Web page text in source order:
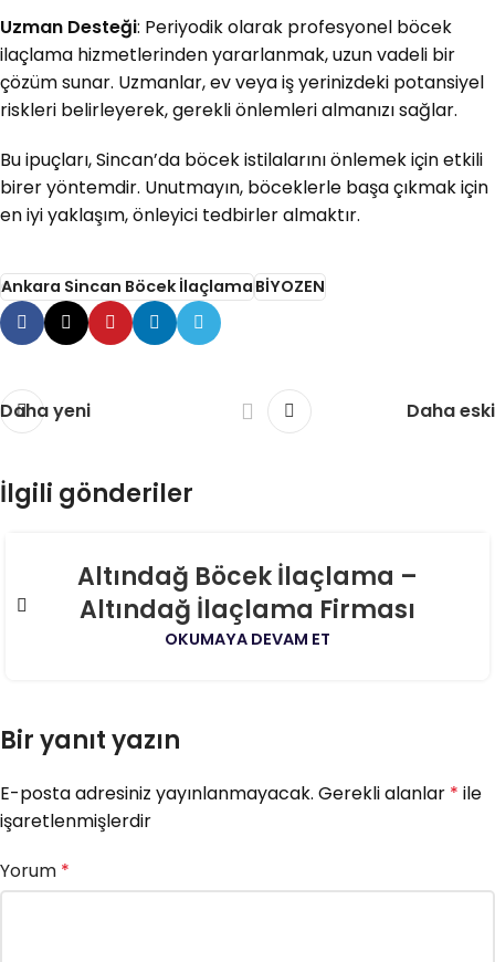
Uzman Desteği: Periyodik olarak profesyonel böcek
ilaçlama hizmetlerinden yararlanmak, uzun vadeli bir
çözüm sunar. Uzmanlar, ev veya iş yerinizdeki potansiyel
riskleri belirleyerek, gerekli önlemleri almanızı sağlar.
Bu ipuçları, Sincan’da böcek istilalarını önlemek için etkili
birer yöntemdir. Unutmayın, böceklerle başa çıkmak için
en iyi yaklaşım, önleyici tedbirler almaktır.
Ankara Sincan Böcek İlaçlamaBİYOZEN
Daha yeni Daha eski
İlgili gönderiler
Altındağ Böcek İlaçlama –
Altındağ İlaçlama Firması
OKUMAYA DEVAM ET
Bir yanıt yazın
E-posta adresiniz yayınlanmayacak. Gerekli alanlar * ile
işaretlenmişlerdir
Yorum *